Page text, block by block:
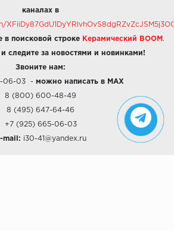
каналах в
в поисковой строке Керамический BOOM .
следите за новостями и новинками!
Звоните нам:
06-03- можно написать в MAX
8 (800) 600-48-49
8 (495) 647-64-46
+7 (925) 665-06-03
mail: i30-41@yandex.ru